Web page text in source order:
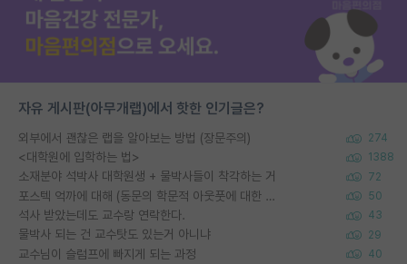
자유 게시판(아무개랩)에서 핫한 인기글은?
외부에서 괜찮은 랩을 알아보는 방법 (장문주의) 274
<대학원에 입학하는 법> 1388
소재분야 석박사 대학원생 + 물박사들이 착각하는 거 72
포스텍 억까에 대해 (동문의 학문적 아웃풋에 대한 반박) 50
석사 받았는데도 교수랑 연락한다. 43
물박사 되는 건 교수탓도 있는거 아니냐 29
교수님이 슬럼프에 빠지게 되는 과정 40